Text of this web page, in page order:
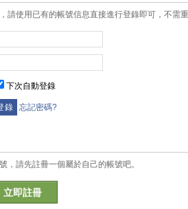
請使用已有的帳號信息直接進行登錄即可，不需
下次自動登錄
忘記密碼?
，請先註冊一個屬於自己的帳號吧。
立即註冊